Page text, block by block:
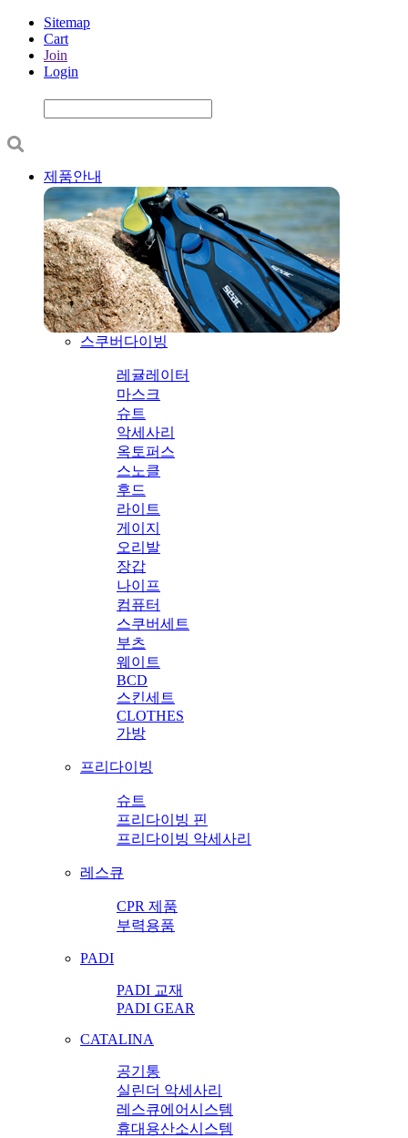
Sitemap
Cart
Join
Login
제품안내
스쿠버다이빙
레귤레이터
마스크
슈트
악세사리
옥토퍼스
스노클
후드
라이트
게이지
오리발
장갑
나이프
컴퓨터
스쿠버세트
부츠
웨이트
BCD
스킨세트
CLOTHES
가방
프리다이빙
슈트
프리다이빙 핀
프리다이빙 악세사리
레스큐
CPR 제품
부력용품
PADI
PADI 교재
PADI GEAR
CATALINA
공기통
실린더 악세사리
레스큐에어시스템
휴대용산소시스템